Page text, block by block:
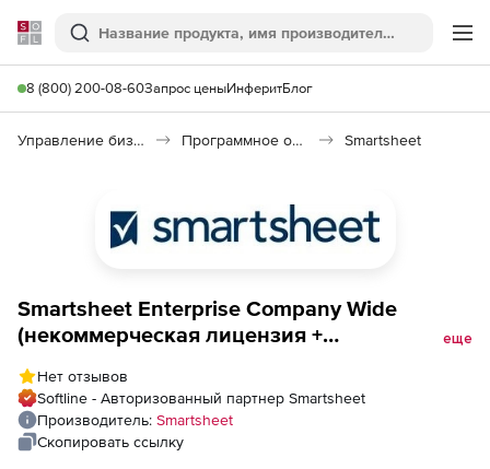
Softline
Поиск
8 (800) 200-08-60Запрос ценыИнферитБлог
Управление бизнесом, CRM/ERP Программное обеспечение для ведения дел Smartsheet
Smartsheet Enterprise Company Wide
(некоммерческая лицензия +
пользователей
еще
Нет отзывов
Softline - Авторизованный партнер Smartsheet
Производитель: Smartsheet
Скопировать ссылку